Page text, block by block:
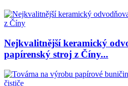
Nejkvalitnější keramický
papírenský stroj z Číny...